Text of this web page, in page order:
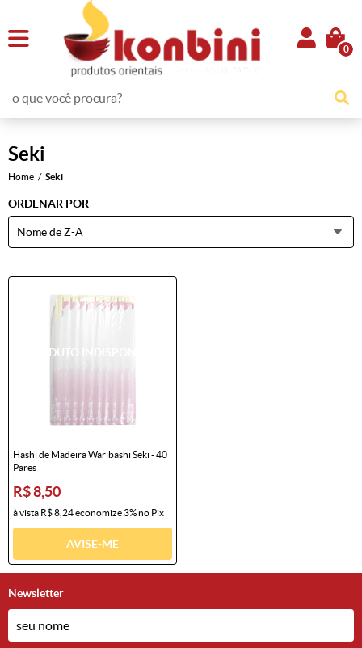
0
Seki
Home Seki
ORDENAR POR
Nome de Z-A
Hashi de Madeira Waribashi Seki - 40
Pares
R$ 8,50
à vista R$ 8,24economize3%no Pix
AVISE-ME
Newsletter